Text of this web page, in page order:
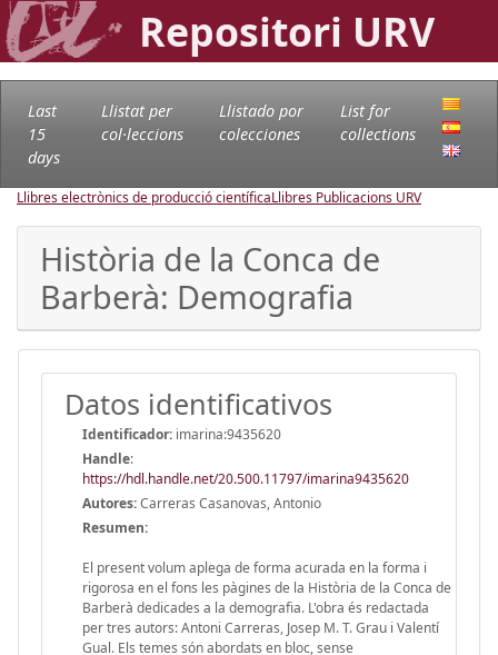
Repositori URV
Last
15
days
Llistat per
col·leccions
Llistado por
colecciones
List for
collections
Llibres electrònics de producció científicaLlibres Publicacions URV
Història de la Conca de
Barberà: Demografia
Datos identificativos
Identificador: imarina:9435620
Handle:
https://hdl.handle.net/20.500.11797/imarina9435620
Autores:Carreras Casanovas, Antonio
Resumen:
El present volum aplega de forma acurada en la forma i
rigorosa en el fons les pàgines de la Història de la Conca de
Barberà dedicades a la demografia. L'obra és redactada
per tres autors: Antoni Carreras, Josep M. T. Grau i Valentí
Gual. Els temes són abordats en bloc, sense